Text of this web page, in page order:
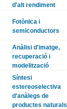
d'alt rendiment
Fotònica i
semiconductors
Anàlisi d'imatge,
recuperació i
modelització
Síntesi
estereoselectiva
d'anàlegs de
productes naturals